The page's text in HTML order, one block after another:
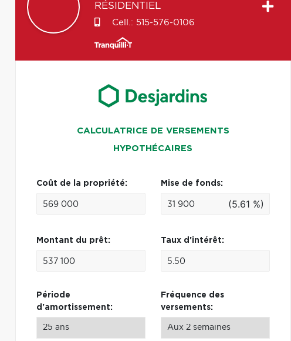
RÉSIDENTIEL
Cell.: 515-576-0106
CALCULATRICE DE VERSEMENTS
HYPOTHÉCAIRES
Coût de la propriété: Mise de fonds:
(5.61 %)
Montant du prêt: Taux d'intérêt:
Période
d'amortissement:
Fréquence des
versements: